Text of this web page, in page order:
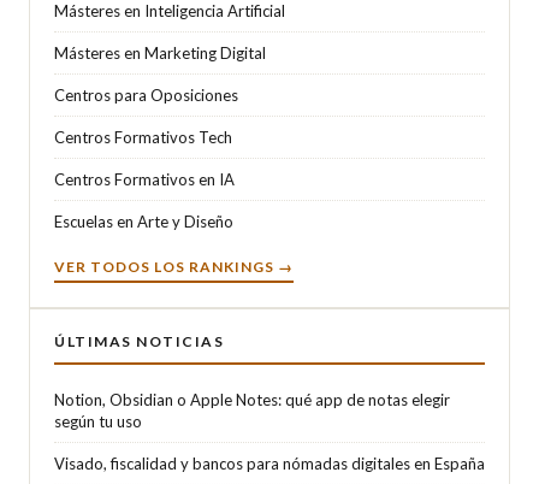
Másteres en Inteligencia Artificial
Másteres en Marketing Digital
Centros para Oposiciones
Centros Formativos Tech
Centros Formativos en IA
Escuelas en Arte y Diseño
VER TODOS LOS RANKINGS →
ÚLTIMAS NOTICIAS
Notion, Obsidian o Apple Notes: qué app de notas elegir
según tu uso
Visado, fiscalidad y bancos para nómadas digitales en España